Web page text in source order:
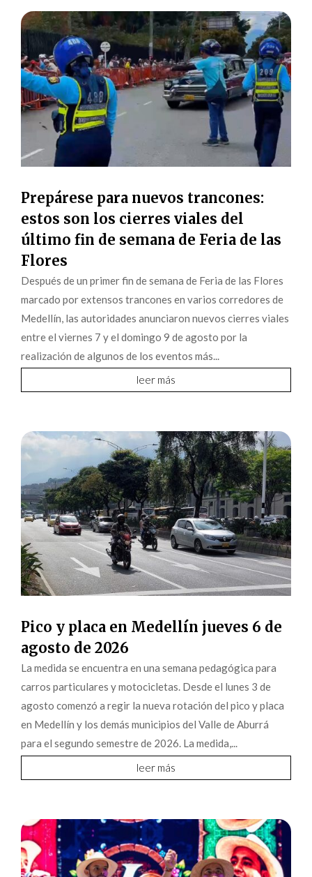
Prepárese para nuevos trancones:
estos son los cierres viales del
último fin de semana de Feria de las
Flores
Después de un primer fin de semana de Feria de las Flores
marcado por extensos trancones en varios corredores de
Medellín, las autoridades anunciaron nuevos cierres viales
entre el viernes 7 y el domingo 9 de agosto por la
realización de algunos de los eventos más...
leer más
Pico y placa en Medellín jueves 6 de
agosto de 2026
La medida se encuentra en una semana pedagógica para
carros particulares y motocicletas. Desde el lunes 3 de
agosto comenzó a regir la nueva rotación del pico y placa
en Medellín y los demás municipios del Valle de Aburrá
para el segundo semestre de 2026. La medida,...
leer más